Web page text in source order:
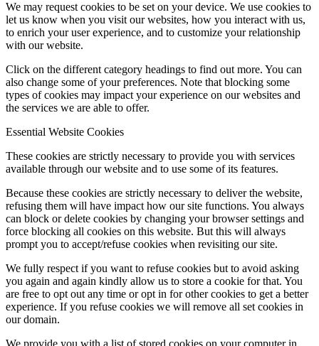
We may request cookies to be set on your device. We use cookies to
let us know when you visit our websites, how you interact with us,
to enrich your user experience, and to customize your relationship
with our website.
Click on the different category headings to find out more. You can
also change some of your preferences. Note that blocking some
types of cookies may impact your experience on our websites and
the services we are able to offer.
Essential Website Cookies
These cookies are strictly necessary to provide you with services
available through our website and to use some of its features.
Because these cookies are strictly necessary to deliver the website,
refusing them will have impact how our site functions. You always
can block or delete cookies by changing your browser settings and
force blocking all cookies on this website. But this will always
prompt you to accept/refuse cookies when revisiting our site.
We fully respect if you want to refuse cookies but to avoid asking
you again and again kindly allow us to store a cookie for that. You
are free to opt out any time or opt in for other cookies to get a better
experience. If you refuse cookies we will remove all set cookies in
our domain.